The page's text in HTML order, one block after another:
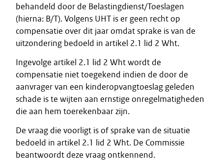
behandeld door de Belastingdienst/Toeslagen
(hierna: B/T). Volgens UHT is er geen recht op
compensatie over dit jaar omdat sprake is van de
uitzondering bedoeld in artikel 2.1 lid 2 Wht.
Ingevolge artikel 2.1 lid 2 Wht wordt de
compensatie niet toegekend indien de door de
aanvrager van een kinderopvangtoeslag geleden
schade is te wijten aan ernstige onregelmatigheden
die aan hem toerekenbaar zijn.
De vraag die voorligt is of sprake van de situatie
bedoeld in artikel 2.1 lid 2 Wht. De Commissie
beantwoordt deze vraag ontkennend.